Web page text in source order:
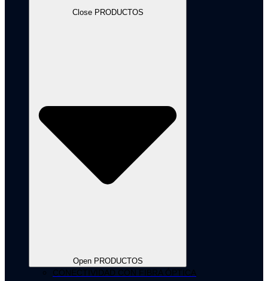
Close PRODUCTOS
Open PRODUCTOS
CONECTIVIDAD CON FIBRA ÓPTICA